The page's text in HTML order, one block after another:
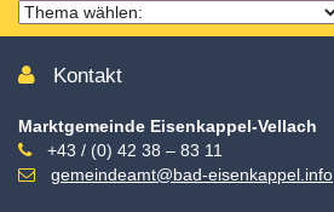
Thema
wählen
Kontakt
Marktgemeinde Eisenkappel-Vellach
+43 / (0) 42 38 – 83 11
gemeindeamt@bad-eisenkappel.info